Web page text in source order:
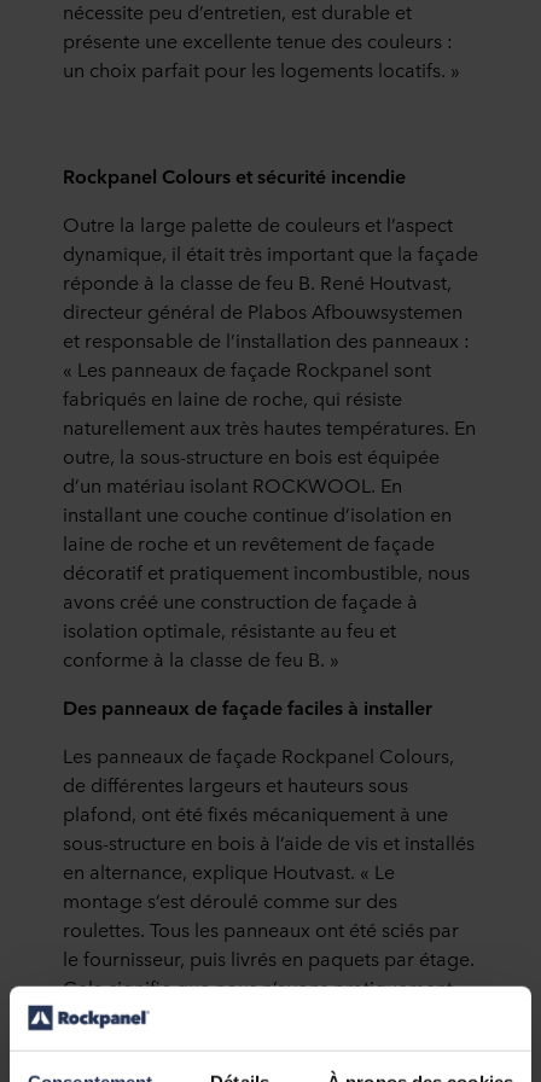
nécessite peu d’entretien, est durable et
présente une excellente tenue des couleurs :
un choix parfait pour les logements locatifs. »
Rockpanel Colours et sécurité incendie
Outre la large palette de couleurs et l’aspect
dynamique, il était très important que la façade
réponde à la classe de feu B. René Houtvast,
directeur général de Plabos Afbouwsystemen
et responsable de l’installation des panneaux :
« Les panneaux de façade Rockpanel sont
fabriqués en laine de roche, qui résiste
naturellement aux très hautes températures. En
outre, la sous-structure en bois est équipée
d’un matériau isolant ROCKWOOL. En
installant une couche continue d’isolation en
laine de roche et un revêtement de façade
décoratif et pratiquement incombustible, nous
avons créé une construction de façade à
isolation optimale, résistante au feu et
conforme à la classe de feu B. »
Des panneaux de façade faciles à installer
Les panneaux de façade Rockpanel Colours,
de différentes largeurs et hauteurs sous
plafond, ont été fixés mécaniquement à une
sous-structure en bois à l’aide de vis et installés
en alternance, explique Houtvast. « Le
montage s’est déroulé comme sur des
roulettes. Tous les panneaux ont été sciés par
le fournisseur, puis livrés en paquets par étage.
Cela signifie que nous n’avons pratiquement
pas eu besoin d’ajuster les panneaux sur place.
Et lorsque nous avons dû effectuer quelques
ajustements, au niveau des raccords par